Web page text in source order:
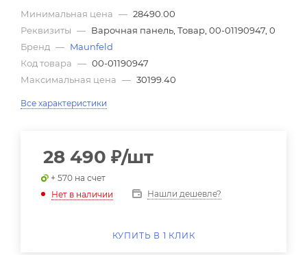
Минимальная цена — 28490.00
Реквизиты — Варочная панель, Товар, 00-01190947, 0
Бренд — Maunfeld
Код товара — 00-01190947
Максимальная цена — 30199.40
Все характеристики
28 490 ₽/шт
+ 570 на счет
Нет в наличии
Нашли дешевле?
КУПИТЬ В 1 КЛИК